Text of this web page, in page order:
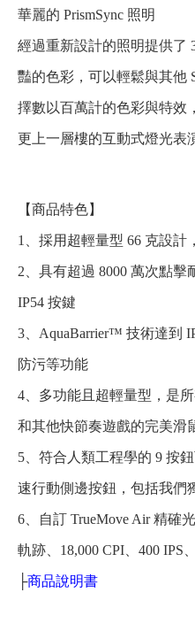
華麗的 PrismSync 照明
經過重新設計的照明提供了
豔的色彩，可以輕鬆與其他
擇數以百萬計的色彩與特效
更上一層樓的互動式燈光表
【商品特色】
1、採用超輕量型 66 克設計
2、具有超過 8000 萬次點擊
IP54 按鍵
3、AquaBarrier™ 技術達到
防污等功能
4、多功能且超輕量型，是
和其他快節奏遊戲的完美滑
5、符合人類工程學的 9 按
速行動側邊按鈕，包括我們
6、自訂 TrueMove Air 精確
軌跡、18,000 CPI、400 IPS
├商品說明書